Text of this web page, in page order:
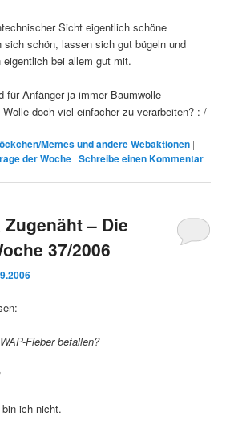
Sicht eigentlich schöne
sich schön, lassen sich gut bügeln und
bei allem gut mit.
für Anfänger ja immer Baumwolle
doch viel einfacher zu verarbeiten? :-/
Memes und andere Webaktionen |
der Woche |Schreibe einen Kommentar
– Die
37/2006
Fieber befallen?
ich nicht.